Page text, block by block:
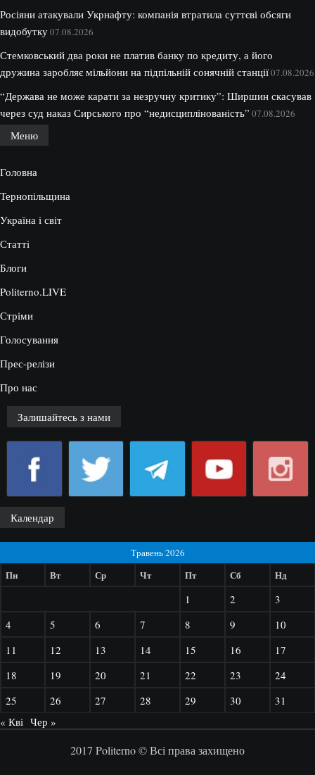
Росіяни атакували Укрнафту: компанія втратила суттєві обсяги
видобутку07.08.2026
Стемковський два роки не платив банку по кредиту, а його
дружина заробляє мільйони на підпільній сонячній станції07.08.2026
“Держава не може карати за незручну критику”: Ширшин скасував
через суд наказ Сирського про “недисциплінованість” 07.08.2026
Меню
Головна
Тернопільщина
Україна і світ
Статті
Блоги
Politerno.LIVE
Стріми
Голосування
Прес-релізи
Про нас
Залишайтесь з нами
Календар
Травень 2026
Пн Вт Ср Чт Пт Сб Нд
1 2
3
4
5 6 7 8 9
10
11
12 13 14 15 16
17
18
19 20 21 22 23
24
25
26 27 28 29 30
31
« Кві Чер »
2017 Politerno © Всі права захищено